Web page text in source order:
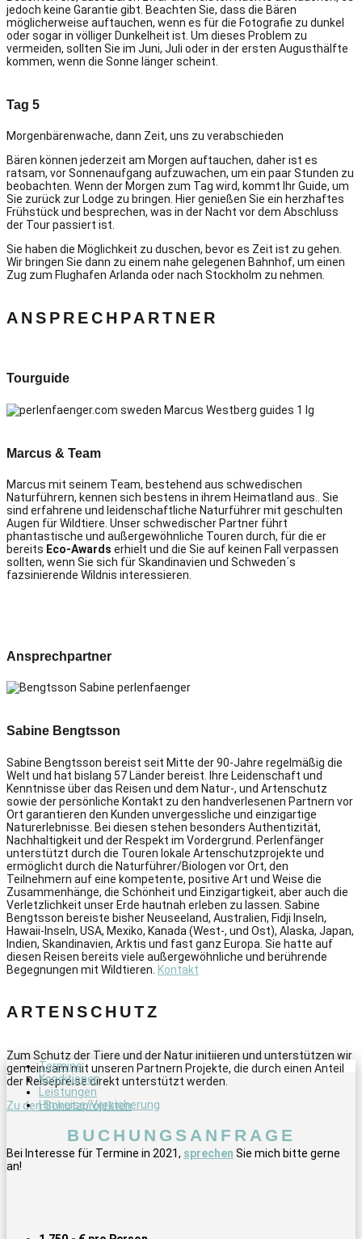
jedoch keine Garantie gibt. Beachten Sie, dass die Bären
möglicherweise auftauchen, wenn es für die Fotografie zu dunkel
oder sogar in völliger Dunkelheit ist. Um dieses Problem zu
vermeiden, sollten Sie im Juni, Juli oder in der ersten Augusthälfte
kommen, wenn die Sonne länger scheint.
Tag 5
Morgenbärenwache, dann Zeit, uns zu verabschieden
Bären können jederzeit am Morgen auftauchen, daher ist es
ratsam, vor Sonnenaufgang aufzuwachen, um ein paar Stunden zu
beobachten. Wenn der Morgen zum Tag wird, kommt Ihr Guide, um
Sie zurück zur Lodge zu bringen. Hier genießen Sie ein herzhaftes
Frühstück und besprechen, was in der Nacht vor dem Abschluss
der Tour passiert ist.
Sie haben die Möglichkeit zu duschen, bevor es Zeit ist zu gehen.
Wir bringen Sie dann zu einem nahe gelegenen Bahnhof, um einen
Zug zum Flughafen Arlanda oder nach Stockholm zu nehmen.
ANSPRECHPARTNER
Tourguide
Marcus & Team
Marcus mit seinem Team, bestehend aus schwedischen
Naturführern, kennen sich bestens in ihrem Heimatland aus.. Sie
sind erfahrene und leidenschaftliche Naturführer mit geschulten
Augen für Wildtiere. Unser schwedischer Partner führt
phantastische und außergewöhnliche Touren durch, für die er
bereits Eco-Awards erhielt und die Sie auf keinen Fall verpassen
sollten, wenn Sie sich für Skandinavien und Schweden´s
fazsinierende Wildnis interessieren.
Ansprechpartner
Sabine Bengtsson
Sabine Bengtsson bereist seit Mitte der 90-Jahre regelmäßig die
Welt und hat bislang 57 Länder bereist. Ihre Leidenschaft und
Kenntnisse über das Reisen und dem Natur-, und Artenschutz
sowie der persönliche Kontakt zu den handverlesenen Partnern vor
Ort garantieren den Kunden unvergessliche und einzigartige
Naturerlebnisse. Bei diesen stehen besonders Authentizität,
Nachhaltigkeit und der Respekt im Vordergrund. Perlenfänger
unterstützt durch die Touren lokale Artenschutzprojekte und
ermöglicht durch die Naturführer/Biologen vor Ort, den
Teilnehmern auf eine kompetente, positive Art und Weise die
Zusammenhänge, die Schönheit und Einzigartigkeit, aber auch die
Verletzlichkeit unser Erde hautnah erleben zu lassen. Sabine
Bengtsson bereiste bisher Neuseeland, Australien, Fidji Inseln,
Hawaii-Inseln, USA, Mexiko, Kanada (West-, und Ost), Alaska, Japan,
Indien, Skandinavien, Arktis und fast ganz Europa. Sie hatte auf
diesen Reisen bereits viele außergewöhnliche und berührende
Begegnungen mit Wildtieren. Kontakt
ARTENSCHUTZ
Zum Schutz der Tiere und der Natur initiieren und unterstützen wir
gemeinsam mit unseren Partnern Projekte, die durch einen Anteil
der Reisepreise direkt unterstützt werden.
Zu den Schutzprojekten
BUCHUNGSANFRAGE
Termine
Konditionen
Leistungen
Hinweise/Versicherung
Bei Interesse für Termine in 2021, sprechen Sie mich bitte gerne
an!